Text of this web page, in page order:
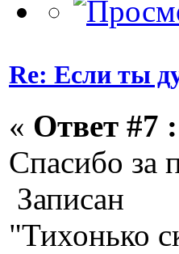
Re: Если ты
« Ответ #7 :
Спасибо за
Записан
"Тихонько